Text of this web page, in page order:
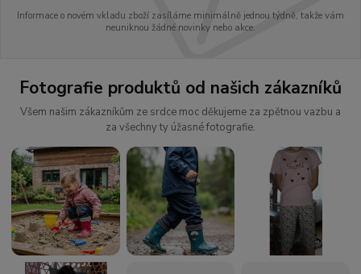
Informace o novém vkladu zboží zasíláme minimálně jednou týdně, takže vám
neuniknou žádné novinky nebo akce.
Fotografie produktů od našich zákazníků
Všem našim zákazníkům ze srdce moc děkujeme za zpětnou vazbu a
za všechny ty úžasné fotografie.